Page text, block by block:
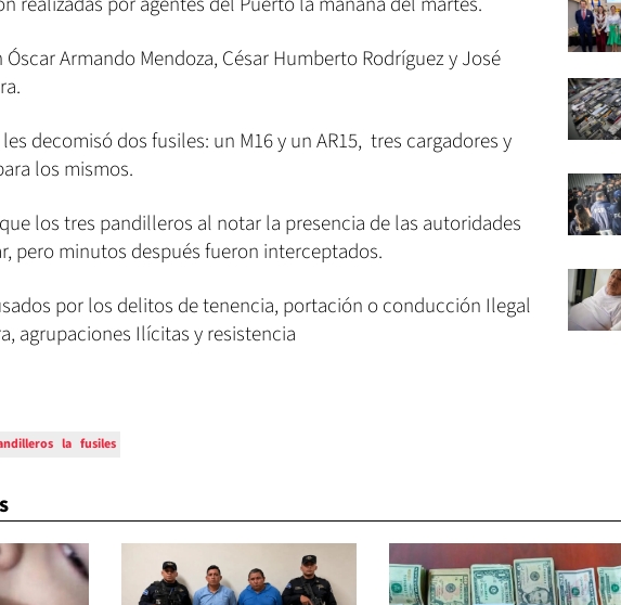
Armando Mendoza, César Humberto Rodríguez y José
decomisó dos fusiles: un M16 y un AR15, tres cargadores y
los mismos.
los tres pandilleros al notar la presencia de las autoridades
pero minutos después fueron interceptados.
por los delitos de tenencia, portación o conducción Ilegal
agrupaciones Ilícitas y resistencia
la fusiles